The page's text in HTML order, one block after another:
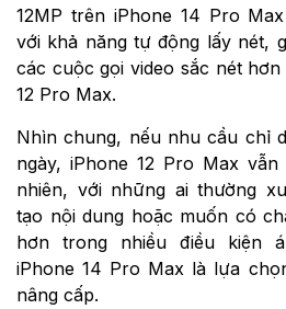
12MP trên iPhone 14 Pro
với khả năng tự động lấy nét,
các cuộc gọi video sắc nét
12 Pro Max.
Nhìn chung, nếu nhu cầu chỉ
ngày, iPhone 12 Pro Max
nhiên, với những ai thường
tạo nội dung hoặc muốn có
hơn trong nhiều điều kiện
iPhone 14 Pro Max là lựa
nâng cấp.